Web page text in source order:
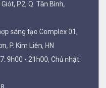
P2, Q. Tân Bình,
sáng tạo Complex 01,
P. Kim Liên, HN
9h00 - 21h00, Chủ nhật: